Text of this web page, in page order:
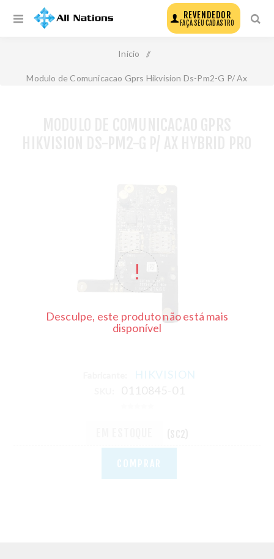
REVENDEDOR
FAÇA SEU CADASTRO
Início /
Modulo de Comunicacao Gprs Hikvision Ds-Pm2-G P/ Ax
Desculpe, este produto não está mais
disponível
HIKVISION
COMPRAR